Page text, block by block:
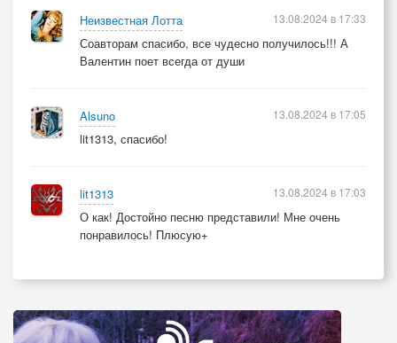
Неизвестная Лотта
Соавторам спасибо, все чудесно получилось!!! А
Валентин поет всегда от души
13.08.2024 в 17:33
Alsuno
lit1313, спасибо!
13.08.2024 в 17:05
lit1313
О как! Достойно песню представили! Мне очень
понравилось! Плюсую+
13.08.2024 в 17:03